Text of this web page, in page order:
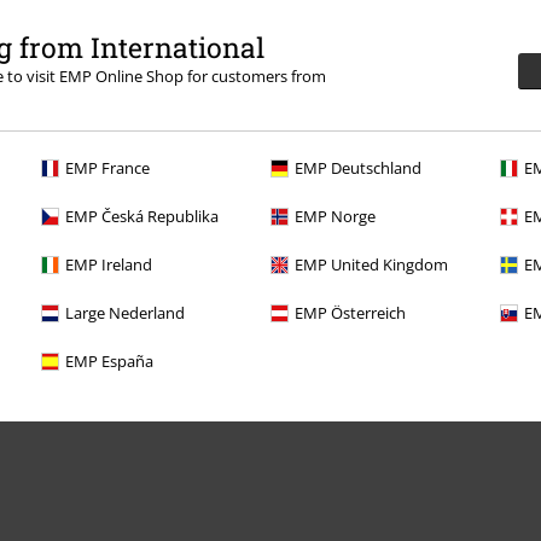
from International
to visit EMP Online Shop for customers from
EMP France EMP Deutschland
EMP Česká Republika EMP Norge
EMP Ireland EMP United Kingdom
Large Nederland EMP Österreich
EMP España
Dina erbjudanden
Tävlingar
Beställ EMP-presentkort
Studentrabatt